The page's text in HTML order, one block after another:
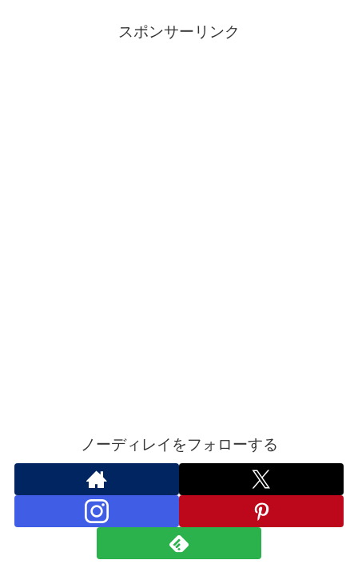
スポンサーリンク
ノーディレイをフォローする